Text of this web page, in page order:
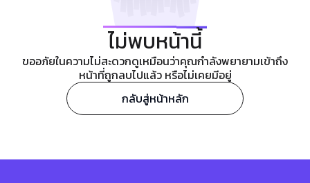
ไม่พบหน้านี้
ขออภัยในความไม่สะดวกดูเหมือนว่าคุณกำลังพยายามเข้าถึง
หน้าที่ถูกลบไปแล้ว หรือไม่เคยมีอยู่
กลับสู่หน้าหลัก